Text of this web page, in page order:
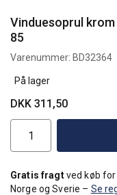
Vinduesoprul krom
85
Varenummer: BD32364
På lager
DKK 311,50
Gratis fragtved køb for
Norge og Sverie – Se